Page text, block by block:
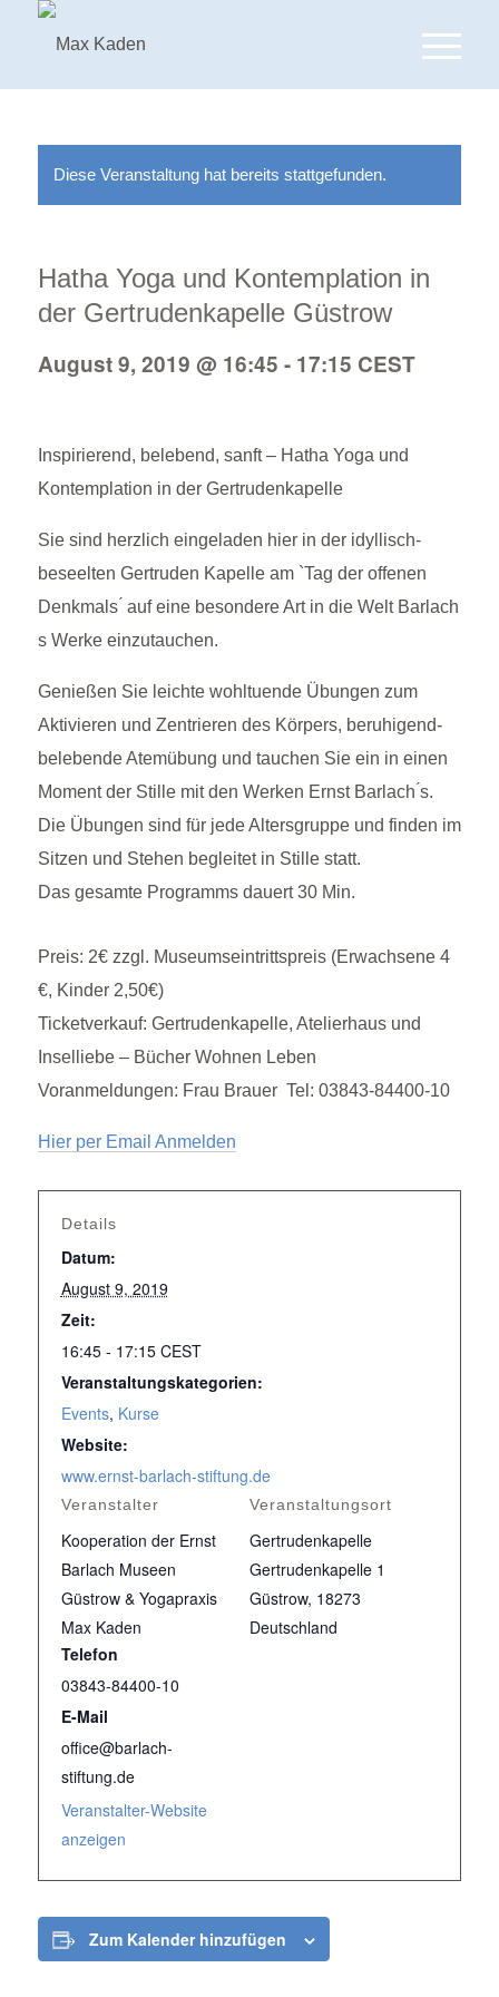
Diese Veranstaltung hat bereits stattgefunden.
Hatha Yoga und Kontemplation in
der Gertrudenkapelle Güstrow
August 9, 2019 @ 16:45 - 17:15 CEST
Inspirierend, belebend, sanft – Hatha Yoga und
Kontemplation in der Gertrudenkapelle
Sie sind herzlich eingeladen hier in der idyllisch-
beseelten Gertruden Kapelle am `Tag der offenen
Denkmals ́ auf eine besondere Art in die Welt Barlach
́s Werke einzutauchen.
Genießen Sie leichte wohltuende Übungen zum
Aktivieren und Zentrieren des Körpers, beruhigend-
belebende Atemübung und tauchen Sie ein in einen
Moment der Stille mit den Werken Ernst Barlach ́s.
Die Übungen sind für jede Altersgruppe und finden im
Sitzen und Stehen begleitet in Stille statt.
Das gesamte Programms dauert 30 Min.
Preis: 2€ zzgl. Museumseintrittspreis (Erwachsene 4
€, Kinder 2,50€)
Ticketverkauf: Gertrudenkapelle, Atelierhaus und
Inselliebe – Bücher Wohnen Leben
Voranmeldungen: Frau Brauer Tel: 03843-84400-10
Hier per Email Anmelden
Details
Datum:
August 9, 2019
Zeit:
16:45 - 17:15 CEST
Veranstaltungskategorien:
Events, Kurse
Website:
www.ernst-barlach-stiftung.de
Veranstaltungsort
Gertrudenkapelle
Gertrudenkapelle 1
Güstrow, 18273
Deutschland
Veranstalter
Kooperation der Ernst
Barlach Museen
Güstrow & Yogapraxis
Max Kaden
Telefon
03843-84400-10
E-Mail
office@barlach-
stiftung.de
Veranstalter-Website
anzeigen
Zum Kalender hinzufügen